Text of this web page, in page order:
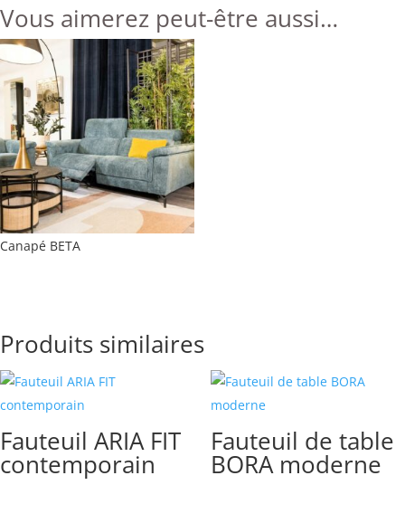
Vous aimerez peut-être aussi…
Canapé BETA
Produits similaires
Fauteuil ARIA FIT
contemporain
Fauteuil de table
BORA moderne